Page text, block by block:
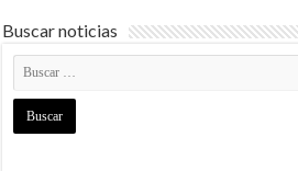
Buscar noticias